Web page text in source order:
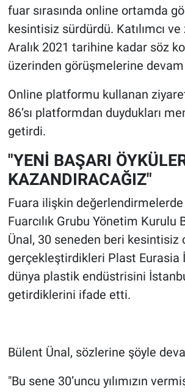
fuar sırasında online ortamda
kesintisiz sürdürdü. Katılımcı
Aralık 2021 tarihine kadar söz
üzerinden görüşmelerine
Online platformu kullanan
86’sı platformdan duydukları
getirdi.
"YENİ BAŞARI
KAZANDIRACAĞIZ"
Fuara ilişkin
Fuarcılık Grubu Yönetim Kurulu
Ünal, 30 seneden beri kesintisiz
gerçekleştirdikleri Plast Eurasia
dünya plastik endüstrisini
getirdiklerini ifade etti.
Bülent Ünal, sözlerine şöyle
"Bu sene 30’uncu yılımızın